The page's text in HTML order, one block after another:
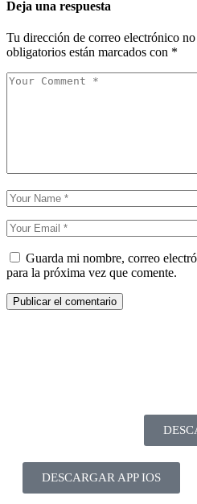
Deja una respuesta
Tu dirección de correo electrónico
obligatorios están marcados con *
Guarda mi nombre, correo
para la próxima vez que comente.
DESCARGAR APP IOS